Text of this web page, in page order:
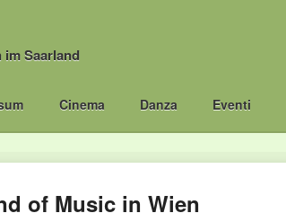
Saarland
Cinema Danza Eventi
of Music in Wien